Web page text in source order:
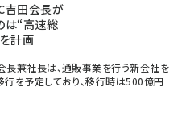
吉田会長が
は“高速総
計画
長兼社長は、通販事業を行う新会社を
を予定しており、移行時は500億円